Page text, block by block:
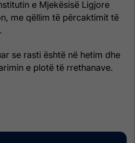
e Mjekësisë Ligjore
me qëllim të përcaktimit të
se rasti është në hetim dhe
e plotë të rrethanave.